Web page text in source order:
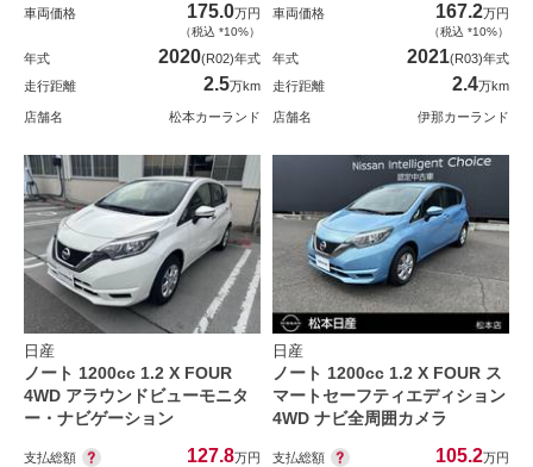
車両価格 175.0万円
（税込 *10%）
年式 2020(R02)年式
走行距離
2.5万km
店舗名 松本カーランド
車両価格 167.2万円
（税込 *10%）
年式 2021(R03)年式
走行距離
2.4万km
店舗名 伊那カーランド
日産
ノート 1200cc 1.2 X FOUR
4WD アラウンドビューモニタ
ー・ナビゲーション
支払総額 127.8万円
日産
ノート 1200cc 1.2 X FOUR ス
マートセーフティエディション
4WD ナビ全周囲カメラ
支払総額 105.2万円